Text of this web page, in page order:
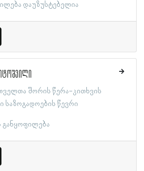
დაუზუსტებელია
შორის წერა-კითხვის
საზოგადოების წევრი
განყოფილება